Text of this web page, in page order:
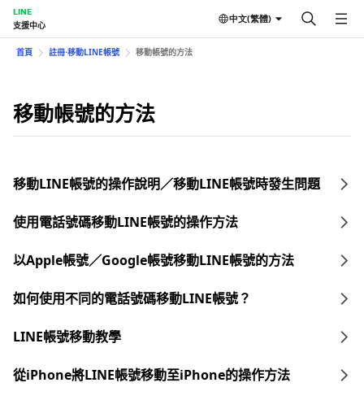
LINE
支援中心
中文(繁體)
首頁 註冊⋅移動LINE帳號 移動帳號的方法
移動帳號的方法
移動LINE帳號的操作說明／移動LINE帳號時發生問題
使用電話號碼移動LINE帳號的操作方法
以Apple帳號／Google帳號移動LINE帳號的方法
如何使用不同的電話號碼移動LINE帳號？
LINE帳號移動教學
從iPhone將LINE帳號移動至iPhone的操作方法